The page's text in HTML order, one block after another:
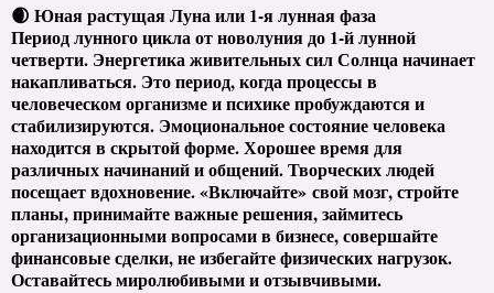
🌒 Юная растущая Луна или 1-я лунная фаза
Период лунного цикла от новолуния до 1-й лунной
четверти. Энергетика живительных сил Солнца начинает
накапливаться. Это период, когда процессы в
человеческом организме и психике пробуждаются и
стабилизируются. Эмоциональное состояние человека
находится в скрытой форме. Хорошее время для
различных начинаний и общений. Творческих людей
посещает вдохновение. «Включайте» свой мозг, стройте
планы, принимайте важные решения, займитесь
организационными вопросами в бизнесе, совершайте
финансовые сделки, не избегайте физических нагрузок.
Оставайтесь миролюбивыми и отзывчивыми.